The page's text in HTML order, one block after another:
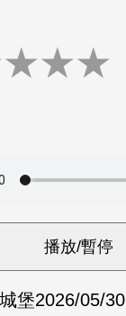
★★★
堡2026/05/30